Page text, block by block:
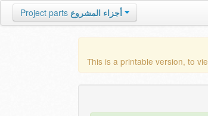
Project parts أجزاء المشروع
This is a printable version, to